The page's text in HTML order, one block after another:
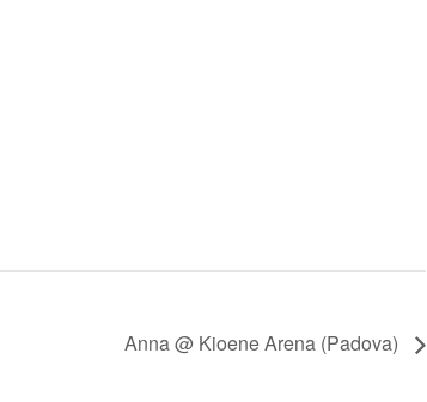
Anna @ Kioene Arena (Padova)